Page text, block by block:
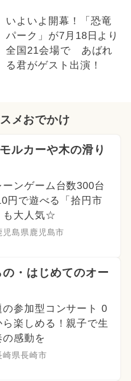
いよいよ開幕！「恐竜
パーク」が7月18日より
全国21会場で あばれ
る君がゲスト出演！
メおでかけ
ルカーや木の滑り
ーンゲーム台数300台
円で遊べる「拾円市
も大人気☆
児島県鹿児島市
・はじめてのオー
の参加型コンサート 0
ら楽しめる！親子で生
の感動を
崎県長崎市